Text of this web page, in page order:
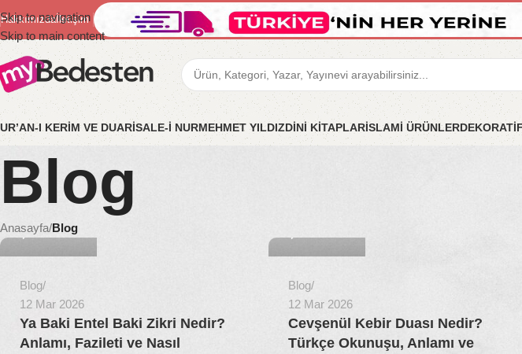
Skip to navigation
Skip to main content
Hakkımızdaİletişim
I KERİM VE DUARİSALE-İ NURMEHMET YILDIZDİNİ KİTAPLARİSLAMİ ÜRÜNLER
Blog
Anasayfa/Blog
MyBedesten
0
Blog
12 Mar 2026
Ya Baki Entel Baki Zikri Nedir?
Anlamı, Fazileti ve Nasıl
Blog
12 Mar 2026
Cevşenül Kebir Duası Nedir?
Türkçe Okunuşu, Anlamı ve